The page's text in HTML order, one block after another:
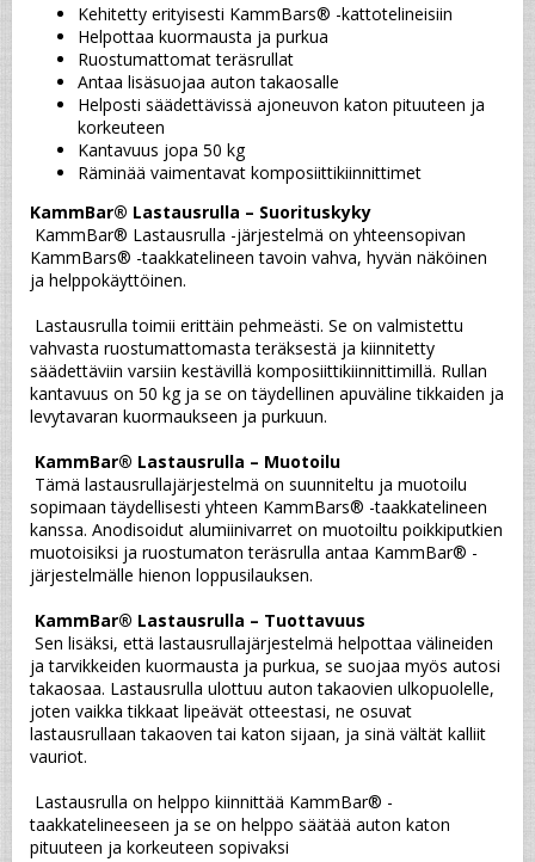
Kehitetty erityisesti KammBars® -kattotelineisiin
Helpottaa kuormausta ja purkua
Ruostumattomat teräsrullat
Antaa lisäsuojaa auton takaosalle
Helposti säädettävissä ajoneuvon katon pituuteen ja
korkeuteen
Kantavuus jopa 50 kg
Räminää vaimentavat komposiittikiinnittimet
KammBar® Lastausrulla – Suorituskyky
KammBars® -taakkatelineen tavoin vahva, hyvän näköinen
ja helppokäyttöinen.
vahvasta ruostumattomasta teräksestä ja kiinnitetty
säädettäviin varsiin kestävillä komposiittikiinnittimillä. Rullan
kantavuus on 50 kg ja se on täydellinen apuväline tikkaiden ja
levytavaran kuormaukseen ja purkuun.
KammBar® Lastausrulla – Muotoilu
sopimaan täydellisesti yhteen KammBars® -taakkatelineen
kanssa. Anodisoidut alumiinivarret on muotoiltu poikkiputkien
muotoisiksi ja ruostumaton teräsrulla antaa KammBar® -
järjestelmälle hienon loppusilauksen.
KammBar® Lastausrulla – Tuottavuus
ja tarvikkeiden kuormausta ja purkua, se suojaa myös autosi
takaosaa. Lastausrulla ulottuu auton takaovien ulkopuolelle,
joten vaikka tikkaat lipeävät otteestasi, ne osuvat
lastausrullaan takaoven tai katon sijaan, ja sinä vältät kalliit
vauriot.
taakkatelineeseen ja se on helppo säätää auton katon
pituuteen ja korkeuteen sopivaksi